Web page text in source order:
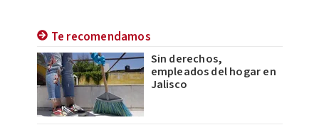
Te recomendamos
Sin derechos,
empleados del hogar en
Jalisco